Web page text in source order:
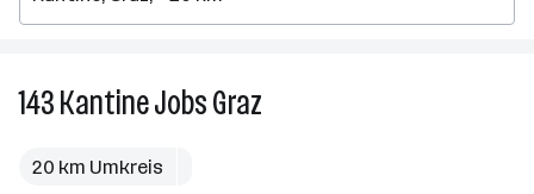
143KantineJobsGraz
20 km Umkreis